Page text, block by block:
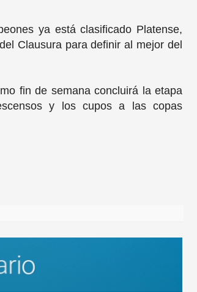
ya está clasificado Platense,
Clausura para definir al mejor del
fin de semana concluirá la etapa
y los cupos a las copas